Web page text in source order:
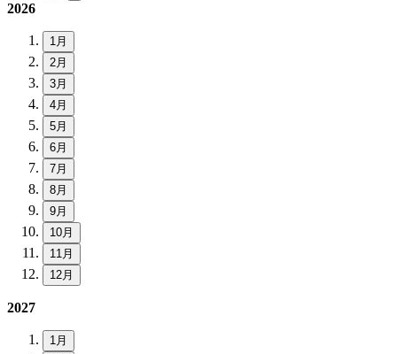
2026
1月
2月
3月
4月
5月
6月
7月
8月
9月
10月
11月
12月
2027
1月